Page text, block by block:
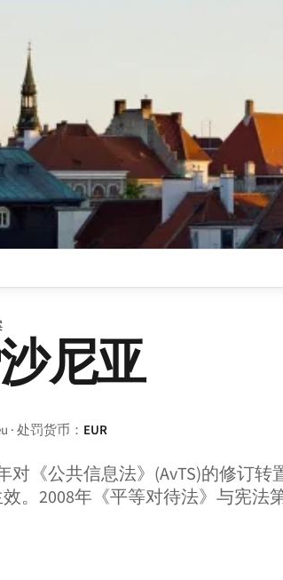
尼亚
· 处罚货币： EUR
对《公共信息法》(AvTS)的修订转
。2008年《平等对待法》与宪法